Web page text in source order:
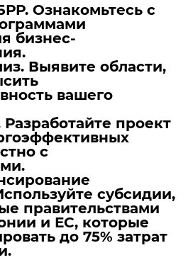
Ознакомьтесь с
бизнес-
Выявите области,
вашего
Разработайте проект
с
субсидии,
правительствами
и ЕС, которые
до 75% затрат